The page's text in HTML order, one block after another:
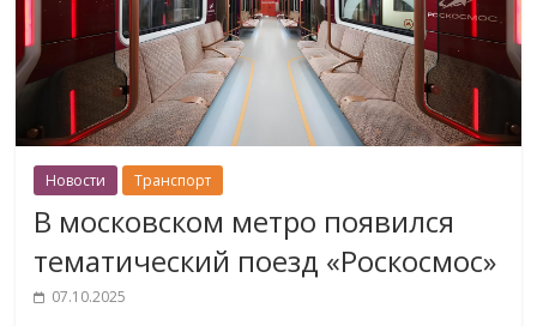
Новости Транспорт
В московском метро появился
тематический поезд «Роскосмос»
07.10.2025